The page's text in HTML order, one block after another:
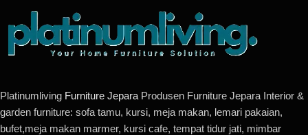
Platinumliving Furniture Jepara Produsen Furniture Jepara Interior &
garden furniture: sofa tamu, kursi, meja makan, lemari pakaian,
bufet,meja makan marmer, kursi cafe, tempat tidur jati, mimbar